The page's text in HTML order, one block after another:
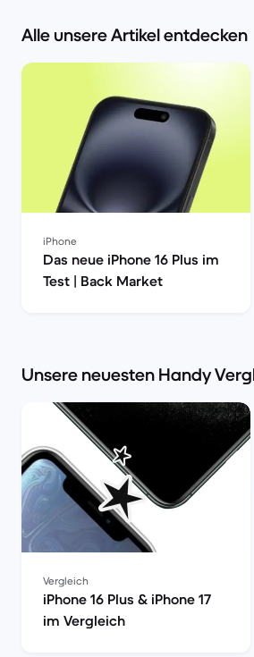
Alle unsere Artikel entdecken
iPhone
Das neue iPhone 16 Plus im
Test | Back Market
Unsere neuesten Handy
Vergleich
iPhone 16 Plus & iPhone 17
im Vergleich